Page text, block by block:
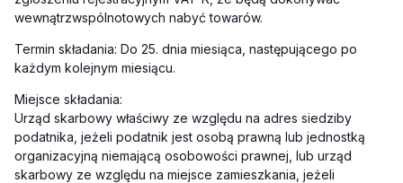
wewnątrzwspólnotowych nabyć towarów.
Termin składania: Do 25. dnia miesiąca, następującego po
każdym kolejnym miesiącu.
Miejsce składania:
Urząd skarbowy właściwy ze względu na adres siedziby
podatnika, jeżeli podatnik jest osobą prawną lub jednostką
organizacyjną niemającą osobowości prawnej, lub urząd
skarbowy ze względu na miejsce zamieszkania, jeżeli